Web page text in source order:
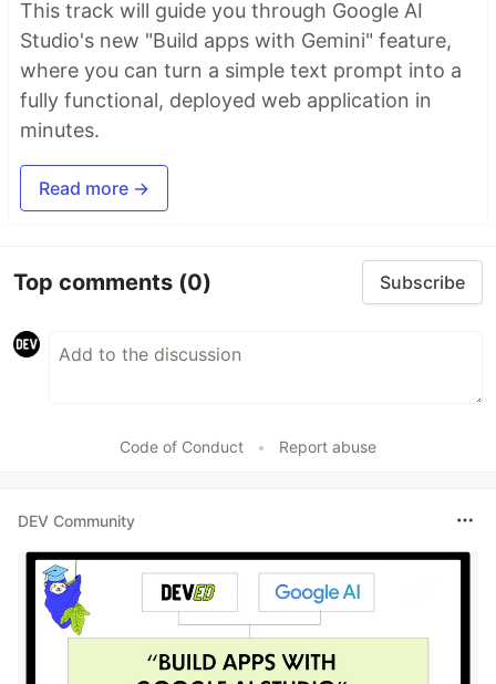
This track will guide you through Google AI
Studio's new "Build apps with Gemini" feature,
where you can turn a simple text prompt into a
fully functional, deployed web application in
minutes.
Read more →
Top comments (0) Subscribe
Code of Conduct • Report abuse
DEV Community